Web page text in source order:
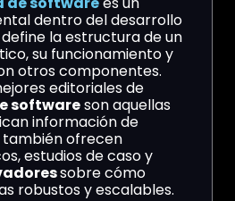
dentro del desarrollo
la estructura de un
su funcionamiento y
otros componentes.
editoriales de
softwareson aquellas
información de
también ofrecen
estudios de caso y
sobre cómo
robustos y escalables.